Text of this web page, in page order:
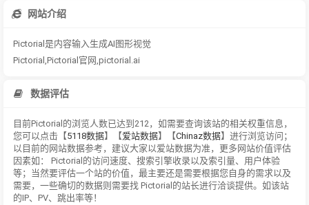
网站介绍
Pictorial是内容输入生成AI图形视觉
Pictorial,Pictorial官网,pictorial.ai
数据评估
目前Pictorial的浏览人数已达到212，如需要查询该站的相关权重信息，
您可以点击【5118数据】【爱站数据】【Chinaz数据】进行浏览访问；
以目前的网站数据参考，建议大家以爱站数据为准，更多网站价值评估
因素如： Pictorial的访问速度、搜索引擎收录以及索引量、用户体验
等；当然要评估一个站的价值，最主要还是需要根据您自身的需求以及
需要，一些确切的数据则需要找 Pictorial的站长进行洽谈提供。如该站
的IP、PV、跳出率等！